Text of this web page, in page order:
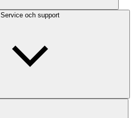
Service och support